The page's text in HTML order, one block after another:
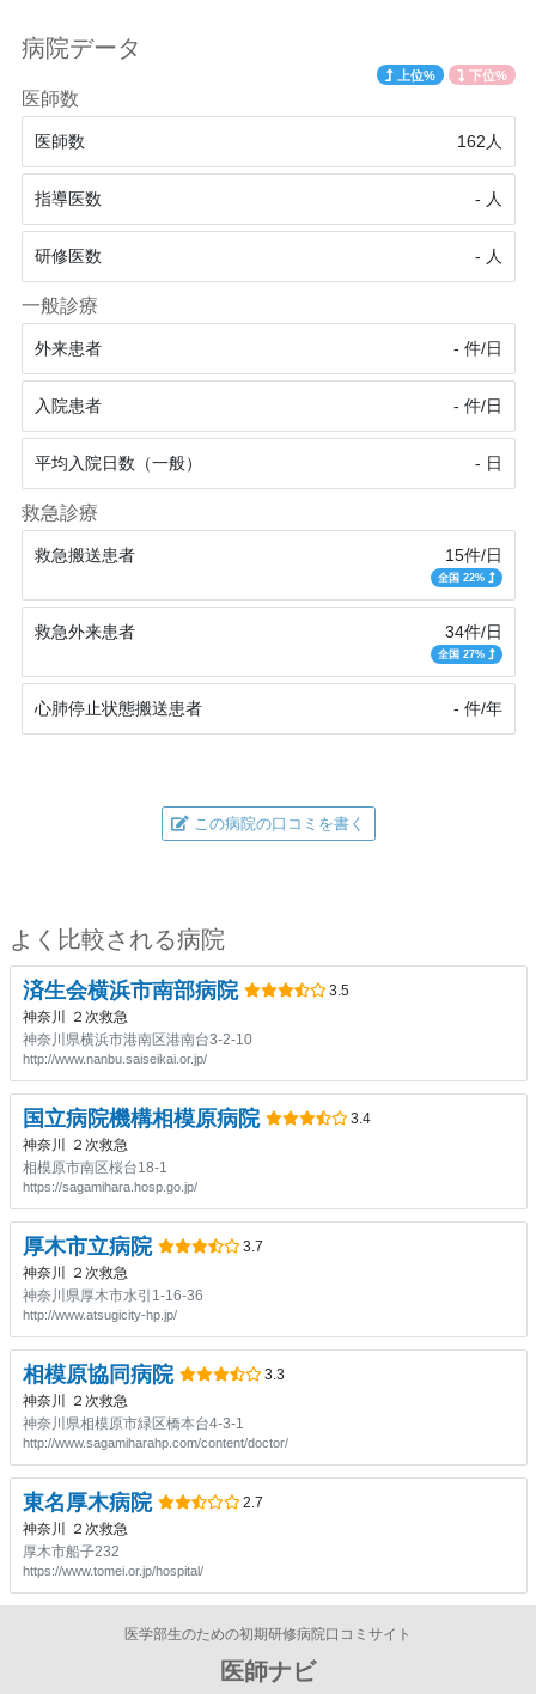
病院データ
上位% 下位%
医師数
医師数 162人
指導医数 - 人
研修医数 - 人
一般診療
外来患者 - 件/日
入院患者 - 件/日
平均入院日数（一般） - 日
救急診療
救急搬送患者 15件/日
全国 22%
救急外来患者 34件/日
全国 27%
心肺停止状態搬送患者 - 件/年
この病院の口コミを書く
よく比較される病院
済生会横浜市南部病院
3.5
神奈川
２次救急
神奈川県横浜市港南区港南台3-2-10
http://www.nanbu.saiseikai.or.jp/
国立病院機構相模原病院
3.4
神奈川
２次救急
相模原市南区桜台18-1
https://sagamihara.hosp.go.jp/
厚木市立病院
3.7
神奈川
２次救急
神奈川県厚木市水引1-16-36
http://www.atsugicity-hp.jp/
相模原協同病院
3.3
神奈川
２次救急
神奈川県相模原市緑区橋本台4-3-1
http://www.sagamiharahp.com/content/doctor/
東名厚木病院
2.7
神奈川
２次救急
厚木市船子232
https://www.tomei.or.jp/hospital/
医学部生のための初期研修病院口コミサイト
医師ナビ